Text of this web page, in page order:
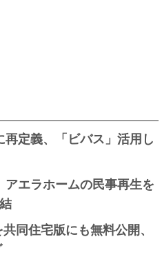
定義、「ビバス」活用し
エラホームの民事再生を
同住宅版にも無料公開、